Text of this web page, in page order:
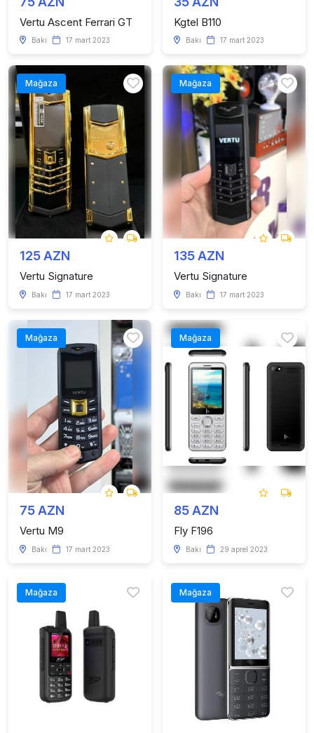
Vertu Ascent Ferrari GT
Bakı 17 mart 2023
Kgtel B110
Bakı 17 mart 2023
Mağaza
125 AZN
Vertu Signature
Bakı 17 mart 2023
Mağaza
135 AZN
Vertu Signature
Bakı 17 mart 2023
Mağaza
75 AZN
Vertu M9
Bakı 17 mart 2023
Mağaza
85 AZN
Fly F196
Bakı 29 aprel 2023
Mağaza Mağaza